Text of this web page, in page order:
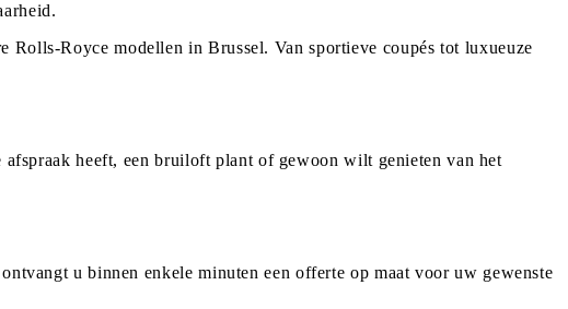
Royce modellen in Brussel. Van sportieve coupés tot luxueuze
heeft, een bruiloft plant of gewoon wilt genieten van het
u binnen enkele minuten een offerte op maat voor uw gewenste